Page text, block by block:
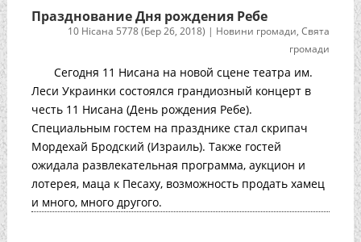
Празднование Дня рождения Ребе
10 Нісана 5778 (Бер 26, 2018) | Новини громади,Свята
громади
Сегодня 11 Нисана на новой сцене театра им.
Леси Украинки состоялся грандиозный концерт в
честь 11 Нисана (День рождения Ребе).
Специальным гостем на празднике стал скрипач
Мордехай Бродский (Израиль). Также гостей
ожидала развлекательная программа, аукцион и
лотерея, маца к Песаху, возможность продать хамец
и много, много другого.